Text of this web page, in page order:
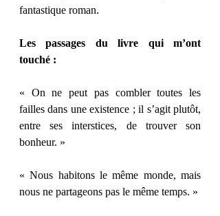
fantastique roman.
Les passages du livre qui m’ont
touché :
« On ne peut pas combler toutes les
failles dans une existence ; il s’agit plutôt,
entre ses interstices, de trouver son
bonheur. »
« Nous habitons le même monde, mais
nous ne partageons pas le même temps. »